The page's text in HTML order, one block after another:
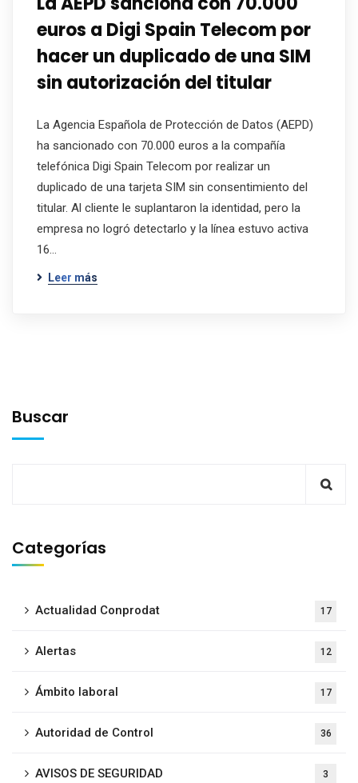
euros a Digi Spain Telecom por
hacer un duplicado de una SIM
sin autorización del titular
La Agencia Española de Protección de Datos (AEPD)
ha sancionado con 70.000 euros a la compañía
telefónica Digi Spain Telecom por realizar un
duplicado de una tarjeta SIM sin consentimiento del
titular. Al cliente le suplantaron la identidad, pero la
empresa no logró detectarlo y la línea estuvo activa
16…
Leer más
Buscar
Categorías
Actualidad Conprodat 17
Alertas 12
Ámbito laboral 17
Autoridad de Control 36
AVISOS DE SEGURIDAD 3